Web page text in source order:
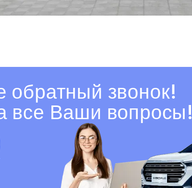
обратный звонок!
все Ваши вопросы!